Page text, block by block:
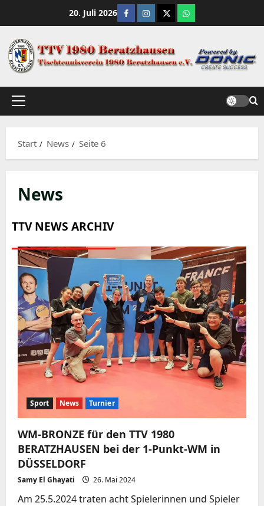
springen
20. Juli 2026 Facebook
Instagram
X WhatsApp
Primäres
Start
News Seite 6
News
Sport News Turnier
WM-BRONZE für den TTV 1980
BERATZHAUSEN bei der 1-Punkt-WM in
DÜSSELDORF
Samy El Ghayati 26. Mai 2024
Am 25.5.2024 traten acht Spielerinnen und Spieler